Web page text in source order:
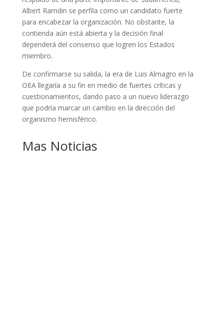
Albert Ramdin se perfila como un candidato fuerte
para encabezar la organización. No obstante, la
contienda aún está abierta y la decisión final
dependerá del consenso que logren los Estados
miembro.
De confirmarse su salida, la era de Luis Almagro en la
OEA llegaría a su fin en medio de fuertes críticas y
cuestionamientos, dando paso a un nuevo liderazgo
que podría marcar un cambio en la dirección del
organismo hemisférico.
Mas Noticias